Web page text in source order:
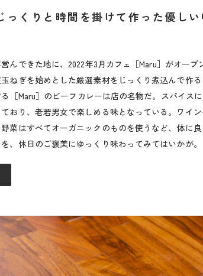
っくりと時間を掛けて作った優し
んできた地に、2022年3月カフェ［Maru］がオープ
ねぎを始めとした厳選素材をじっくり煮込んで作
［Maru］のビーフカレーは店の名物だ。スパイス
おり、老若男女で楽しめる味となっている。ワイ
菜はすべてオーガニックのものを使うなど、体に
、休日のご褒美にゆっくり味わってみてはいかが。